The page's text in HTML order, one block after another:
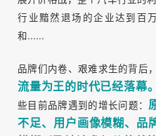
2024年上半年，消费市场
展开价格战，整个汽车行业
和......
品牌们内卷、艰难求生的背
流量为王的时代已经落